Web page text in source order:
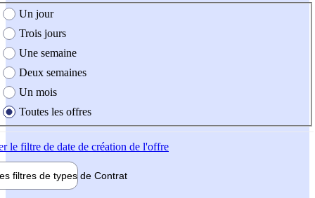
création de l'offre
Un jour
Trois jours
Une semaine
Deux semaines
Un mois
Toutes les offres
le filtre de date de création de l'offre
filtres de types de Contrat